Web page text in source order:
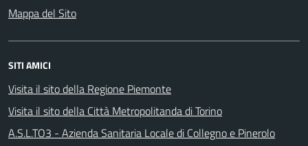
Mappa del Sito
SITI AMICI
Visita il sito della Regione Piemonte
Visita il sito della Città Metropolitanda di Torino
A.S.L.TO3 - Azienda Sanitaria Locale di Collegno e Pinerolo